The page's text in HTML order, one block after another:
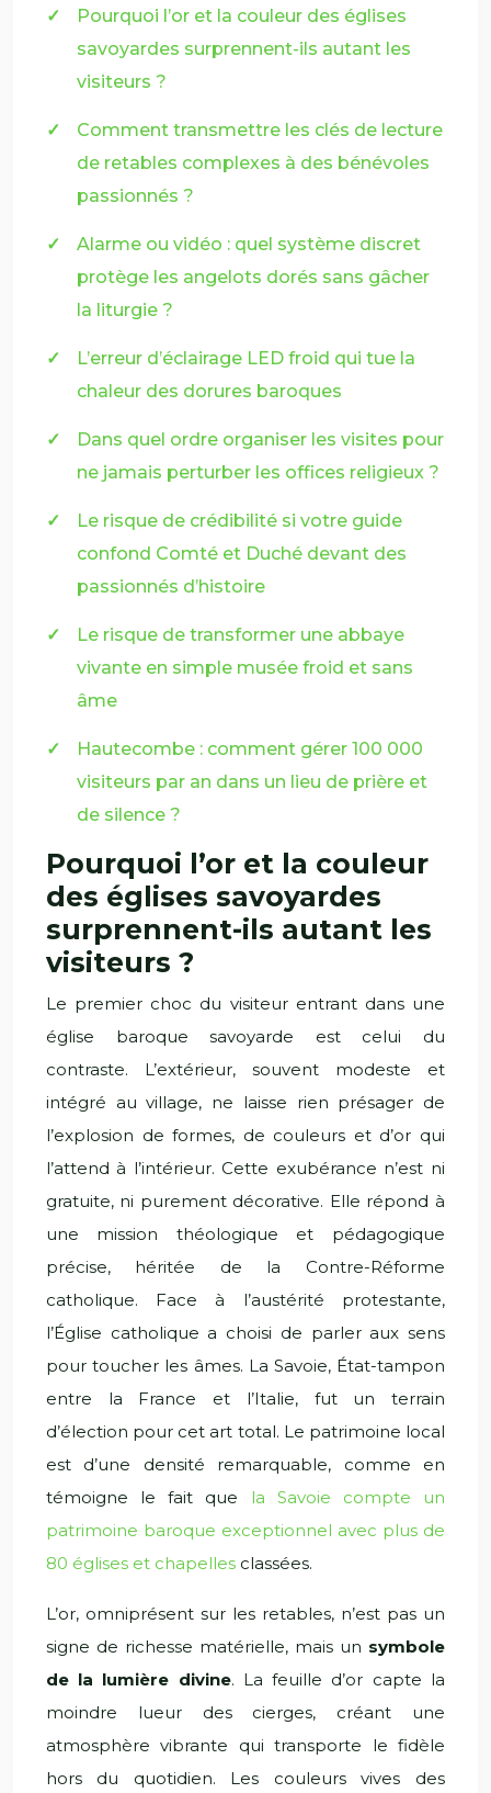
Pourquoi l’or et la couleur des églises
savoyardes surprennent-ils autant les
visiteurs ?
Comment transmettre les clés de lecture
de retables complexes à des bénévoles
passionnés ?
Alarme ou vidéo : quel système discret
protège les angelots dorés sans gâcher
la liturgie ?
L’erreur d’éclairage LED froid qui tue la
chaleur des dorures baroques
Dans quel ordre organiser les visites pour
ne jamais perturber les offices religieux ?
Le risque de crédibilité si votre guide
confond Comté et Duché devant des
passionnés d’histoire
Le risque de transformer une abbaye
vivante en simple musée froid et sans
âme
Hautecombe : comment gérer 100 000
visiteurs par an dans un lieu de prière et
de silence ?
Pourquoi l’or et la couleur
des églises savoyardes
surprennent-ils autant les
visiteurs ?
Le premier choc du visiteur entrant dans une
église baroque savoyarde est celui du
contraste. L’extérieur, souvent modeste et
intégré au village, ne laisse rien présager de
l’explosion de formes, de couleurs et d’or qui
l’attend à l’intérieur. Cette exubérance n’est ni
gratuite, ni purement décorative. Elle répond à
une mission théologique et pédagogique
précise, héritée de la Contre-Réforme
catholique. Face à l’austérité protestante,
l’Église catholique a choisi de parler aux sens
pour toucher les âmes. La Savoie, État-tampon
entre la France et l’Italie, fut un terrain
d’élection pour cet art total. Le patrimoine local
est d’une densité remarquable, comme en
témoigne le fait que
la Savoie compte un
patrimoine baroque exceptionnel avec plus de
80 églises et chapelles classées.
L’or, omniprésent sur les retables, n’est pas un
signe de richesse matérielle, mais un symbole
de la lumière divine. La feuille d’or capte la
moindre lueur des cierges, créant une
atmosphère vibrante qui transporte le fidèle
hors du quotidien. Les couleurs vives des